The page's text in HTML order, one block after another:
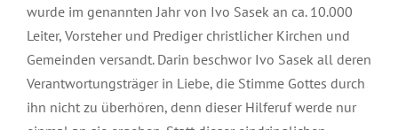
wurde im genannten Jahr von Ivo Sasek an ca. 10.000
Leiter, Vorsteher und Prediger christlicher Kirchen und
Gemeinden versandt. Darin beschwor Ivo Sasek all deren
Verantwortungsträger in Liebe, die Stimme Gottes durch
ihn nicht zu überhören, denn dieser Hilferuf werde nur